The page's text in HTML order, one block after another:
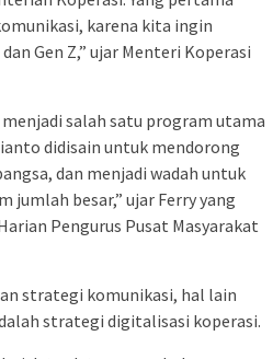
karena kita ingin
Gen Z,” ujar Menteri Koperasi
salah satu program utama
didisain untuk mendorong
dan menjadi wadah untuk
jumlah besar,” ujar Ferry yang
Pengurus Pusat Masyarakat
strategi komunikasi, hal lain
strategi digitalisasi koperasi.